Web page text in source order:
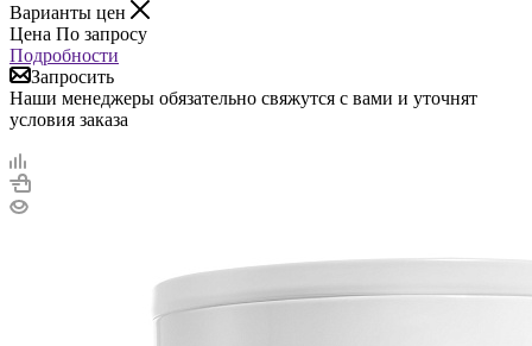
Варианты цен
Цена По запросу
Подробности
Запросить
Наши менеджеры обязательно свяжутся с вами и уточнят
условия заказа